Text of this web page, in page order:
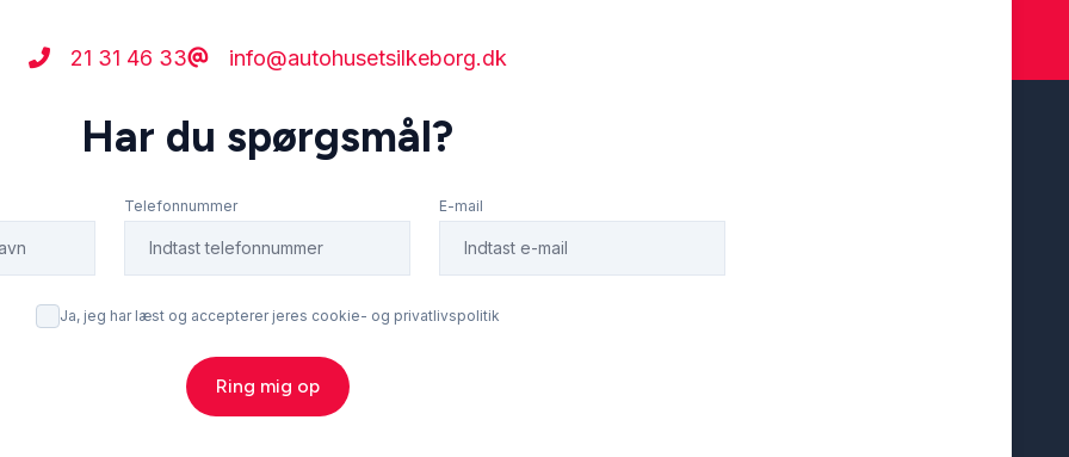
21 31 46 33 info@autohusetsilkeborg.dk
Har du spørgsmål?
Telefonnummer E-mail
Ja, jeg har læst og accepterer jeres cookie- og privatlivspolitik
Ring mig op